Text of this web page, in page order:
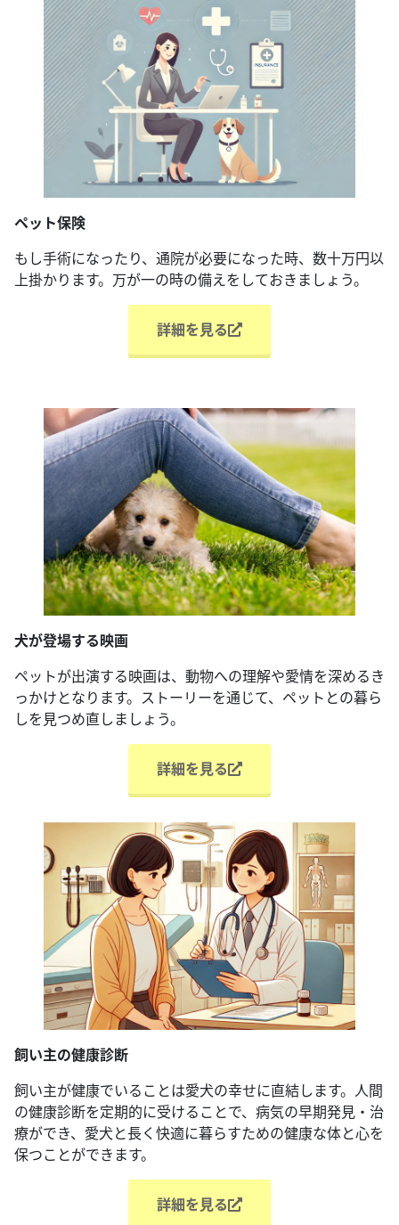
ペット保険
もし手術になったり、通院が必要になった時、数十万円以
上掛かります。万が一の時の備えをしておきましょう。
詳細を見る
犬が登場する映画
ペットが出演する映画は、動物への理解や愛情を深めるき
っかけとなります。ストーリーを通じて、ペットとの暮ら
しを見つめ直しましょう。
詳細を見る
飼い主の健康診断
飼い主が健康でいることは愛犬の幸せに直結します。人間
の健康診断を定期的に受けることで、病気の早期発見・治
療ができ、愛犬と長く快適に暮らすための健康な体と心を
保つことができます。
詳細を見る